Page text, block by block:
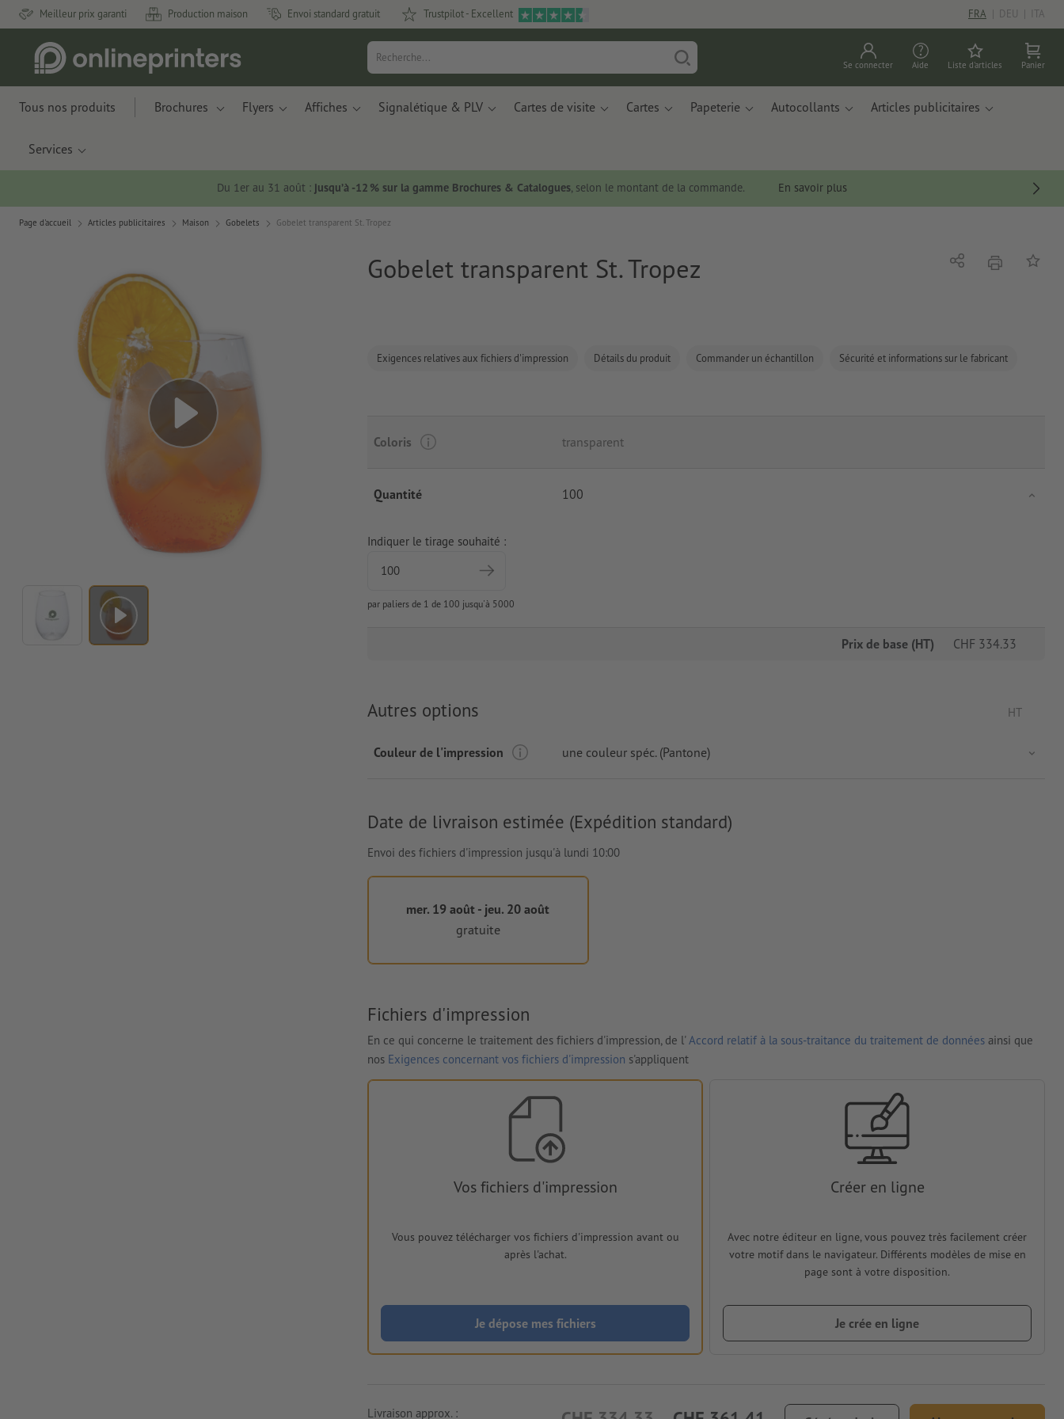
Meilleur prix garanti Production maison Envoi standard gratuit Trustpilot - Excellent FRA | DEU | ITA
Se connecter Aide Liste d'articles Panier
Tous nos produits Brochures Flyers Affiches Signalétique & PLV Cartes de visite Cartes Papeterie Autocollants Articles publicitaires
Services
Du 1er au 31 août : jusqu’à -12 % sur la gamme Brochures & Catalogues, selon le montant de la commande. En savoir plus
Page d'accueil Articles publicitaires Maison Gobelets Gobelet transparent St. Tropez
Gobelet transparent St. Tropez
Exigences relatives aux fichiers d'impression Détails du produit Commander un échantillon Sécurité et informations sur le fabricant
Partagerimprimer
Coloris transparent
Quantité 100
Indiquer le tirage souhaité :
par paliers de 1 de 100 jusqu'à 5000
Prix de base (HT) CHF 334.33
Autres options HT
Couleur de l'impression une couleur spéc. (Pantone)
Date de livraison estimée (Expédition standard)
Envoi des fichiers d'impression jusqu'à lundi 10:00
mer. 19 août - jeu. 20 août
gratuite
Fichiers d'impression
En ce qui concerne le traitement des fichiers d'impression, de l'Accord relatif à la sous-traitance du traitement de données ainsi que
nos Exigences concernant vos fichiers d'impression s'appliquent
Vos fichiers d'impression
Vous pouvez télécharger vos fichiers d'impression avant ou
après l'achat.
Je dépose mes fichiers
Créer en ligne
Avec notre éditeur en ligne, vous pouvez très facilement créer
votre motif dans le navigateur. Différents modèles de mise en
page sont à votre disposition.
Je crée en ligne
Livraison approx. :